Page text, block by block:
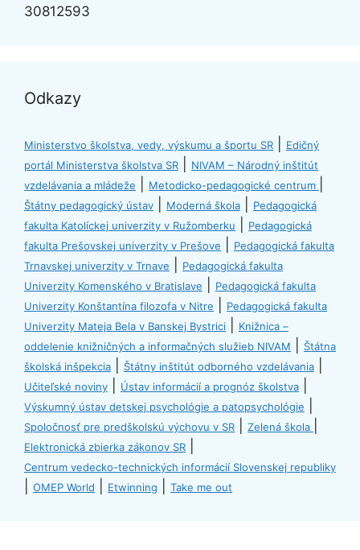
30812593
Odkazy
Ministerstvo školstva, vedy, výskumu a športu SR
Edičný
portál Ministerstva školstva SR
NIVAM – Národný inštitút
vzdelávania a mládeže
Metodicko-pedagogické centrum
Štátny pedagogický ústav Moderná škola
Pedagogická
fakulta Katolíckej univerzity v Ružomberku
Pedagogická
fakulta Prešovskej univerzity v Prešove
Pedagogická fakulta
Trnavskej univerzity v Trnave
Pedagogická fakulta
Univerzity Komenského v Bratislave
Pedagogická fakulta
Univerzity Konštantína filozofa v Nitre
Pedagogická fakulta
Univerzity Mateja Bela v Banskej Bystrici
Knižnica –
oddelenie knižničných a informačných služieb NIVAM
Štátna
školská inšpekcia
Štátny inštitút odborného vzdelávania
Učiteľské noviny Ústav informácií a prognóz školstva
Výskumný ústav detskej psychológie a patopsychológie
Spoločnosť pre predškolskú výchovu v SR Zelená škola
Elektronická zbierka zákonov SR
Centrum vedecko-technických informácií Slovenskej republiky
OMEP World Etwinning Take me out